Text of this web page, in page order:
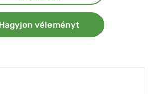
véleményt